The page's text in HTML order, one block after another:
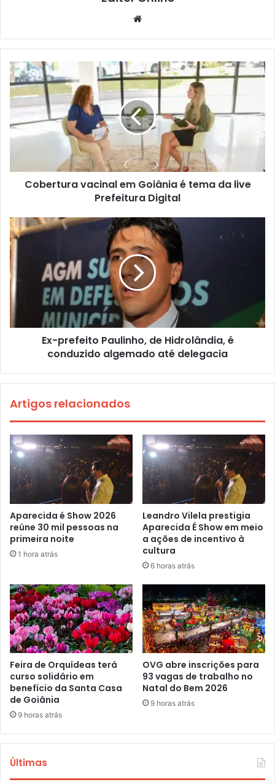
Cobertura vacinal em Goiânia é tema da live
Prefeitura Digital
Ex-prefeito Paulinho, de Hidrolândia, é
conduzido algemado até delegacia
Artigos relacionados
Aparecida é Show 2026
reúne 30 mil pessoas na
primeira noite
1 hora atrás
Leandro Vilela prestigia
Aparecida É Show em meio
a ações de incentivo à
cultura
6 horas atrás
Feira de Orquídeas terá
curso solidário em
benefício da Santa Casa
de Goiânia
9 horas atrás
OVG abre inscrições para
93 vagas de trabalho no
Natal do Bem 2026
9 horas atrás
Últimas